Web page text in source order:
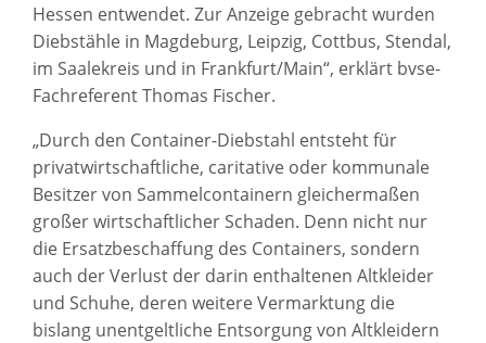
Hessen entwendet. Zur Anzeige gebracht wurden
Diebstähle in Magdeburg, Leipzig, Cottbus, Stendal,
im Saalekreis und in Frankfurt/Main“, erklärt bvse-
Fachreferent Thomas Fischer.
„Durch den Container-Diebstahl entsteht für
privatwirtschaftliche, caritative oder kommunale
Besitzer von Sammelcontainern gleichermaßen
großer wirtschaftlicher Schaden. Denn nicht nur
die Ersatzbeschaffung des Containers, sondern
auch der Verlust der darin enthaltenen Altkleider
und Schuhe, deren weitere Vermarktung die
bislang unentgeltliche Entsorgung von Altkleidern